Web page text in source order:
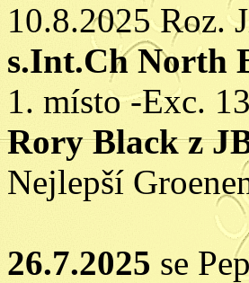
10.8.2025 Roz.
s.Int.Ch North
1. místo -Exc.
Rory Black z
Nejlepší
26.7.2025 se